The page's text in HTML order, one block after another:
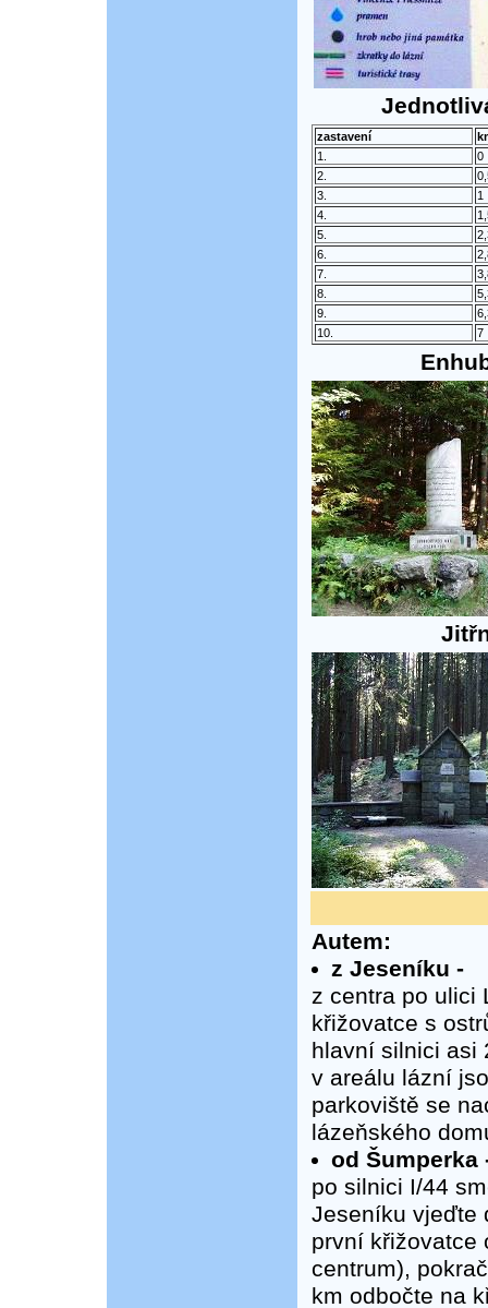
zastavení
1.
0
2.
3.
1
4.
5.
6.
7.
8.
9.
10.
7
Autem:
z Jeseníku -
z centra po ulici
křižovatce s
hlavní silnici asi
v areálu lázní
parkoviště se
lázeňského
od Šumperka
po silnici I/44
Jeseníku vjeďte
první křižovatce
centrum),
km odbočte na